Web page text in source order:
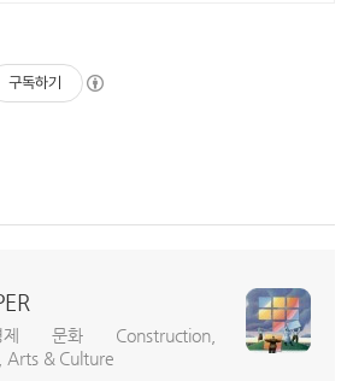
구독하기
문화 Construction,
Arts & Culture